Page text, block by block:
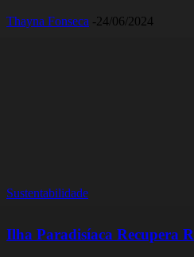
Thayna Fonseca -24/06/2024
Sustentabilidade
Ilha Paradisíaca Recupera